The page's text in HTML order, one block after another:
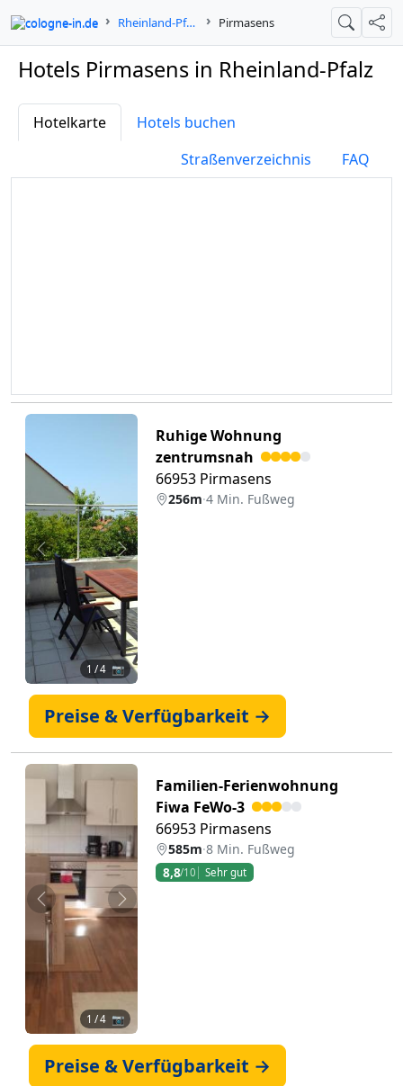
cologne-in.de Rheinland-Pfalz Pirmasens Suche
Hotels Pirmasens in Rheinland-Pfalz
Hotelkarte
Hotels buchen
Straßenverzeichnis
FAQ
Zurück Weiter
1 / 4 📷
Ruhige Wohnung
zentrumsnah
66953 Pirmasens
256m·4 Min. Fußweg
Preise & Verfügbarkeit →
Zurück Weiter
1 / 4 📷
Familien-Ferienwohnung
Fiwa FeWo-3
66953 Pirmasens
585m·8 Min. Fußweg
8,8/10 Sehr gut
Preise & Verfügbarkeit →